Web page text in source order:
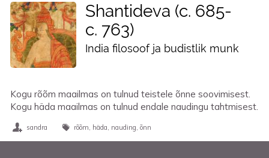
Shantideva c. 685-
c. 763
India filosoof ja budistlik munk
Kogu rõõm maailmas on tulnud teistele õnne soovimisest.
Kogu häda maailmas on tulnud endale naudingu tahtmisest.
sandra rõõm häda nauding õnn